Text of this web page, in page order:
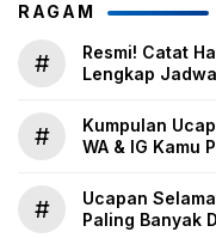
RAGAM
#
Resmi! Catat
Lengkap
#
Kumpulan
WA & IG Kamu
#
Ucapan
Paling Banyak